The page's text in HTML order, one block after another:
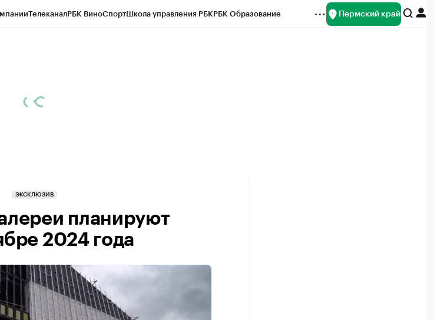
ТелеканалРБК ВиноСпортШкола управления РБКРБК Образование Пермский край
ЭКСКЛЮЗИВ
планируют
2024 года